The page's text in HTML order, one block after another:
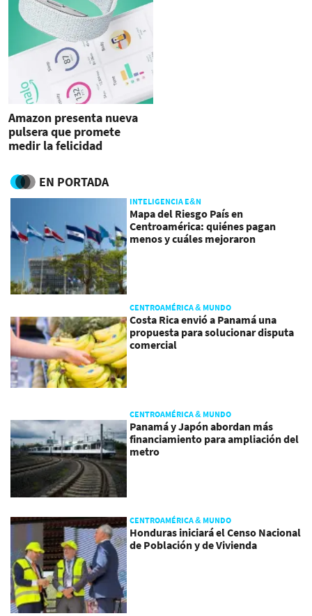
Amazon presenta nueva
pulsera que promete
medir la felicidad
EN PORTADA
INTELIGENCIA E&N
Mapa del Riesgo País en
Centroamérica: quiénes pagan
menos y cuáles mejoraron
CENTROAMÉRICA & MUNDO
Costa Rica envió a Panamá una
propuesta para solucionar disputa
comercial
CENTROAMÉRICA & MUNDO
Panamá y Japón abordan más
financiamiento para ampliación del
metro
CENTROAMÉRICA & MUNDO
Honduras iniciará el Censo Nacional
de Población y de Vivienda